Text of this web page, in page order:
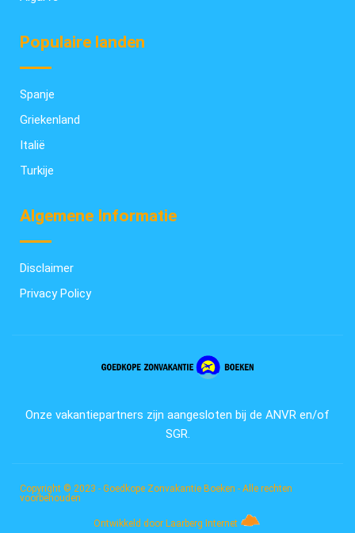
Populaire landen
Spanje
Griekenland
Italië
Turkije
Algemene Informatie
Disclaimer
Privacy Policy
Onze vakantiepartners zijn aangesloten bij de ANVR en/of
SGR.
Copyright © 2023 - Goedkope Zonvakantie Boeken - Alle rechten
voorbehouden
Ontwikkeld door Laarberg Internet